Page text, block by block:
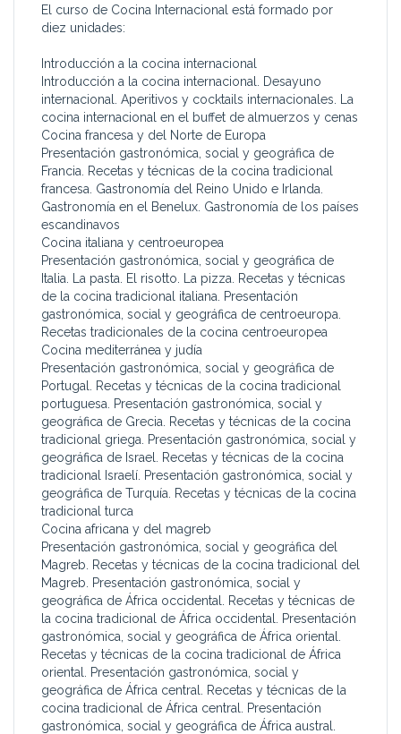
El curso de Cocina Internacional está formado por
diez unidades:
Introducción a la cocina internacional
Introducción a la cocina internacional. Desayuno
internacional. Aperitivos y cocktails internacionales. La
cocina internacional en el buffet de almuerzos y cenas
Cocina francesa y del Norte de Europa
Presentación gastronómica, social y geográfica de
Francia. Recetas y técnicas de la cocina tradicional
francesa. Gastronomía del Reino Unido e Irlanda.
Gastronomía en el Benelux. Gastronomía de los países
escandinavos
Cocina italiana y centroeuropea
Presentación gastronómica, social y geográfica de
Italia. La pasta. El risotto. La pizza. Recetas y técnicas
de la cocina tradicional italiana. Presentación
gastronómica, social y geográfica de centroeuropa.
Recetas tradicionales de la cocina centroeuropea
Cocina mediterránea y judía
Presentación gastronómica, social y geográfica de
Portugal. Recetas y técnicas de la cocina tradicional
portuguesa. Presentación gastronómica, social y
geográfica de Grecia. Recetas y técnicas de la cocina
tradicional griega. Presentación gastronómica, social y
geográfica de Israel. Recetas y técnicas de la cocina
tradicional Israelí. Presentación gastronómica, social y
geográfica de Turquía. Recetas y técnicas de la cocina
tradicional turca
Cocina africana y del magreb
Presentación gastronómica, social y geográfica del
Magreb. Recetas y técnicas de la cocina tradicional del
Magreb. Presentación gastronómica, social y
geográfica de África occidental. Recetas y técnicas de
la cocina tradicional de África occidental. Presentación
gastronómica, social y geográfica de África oriental.
Recetas y técnicas de la cocina tradicional de África
oriental. Presentación gastronómica, social y
geográfica de África central. Recetas y técnicas de la
cocina tradicional de África central. Presentación
gastronómica, social y geográfica de África austral.